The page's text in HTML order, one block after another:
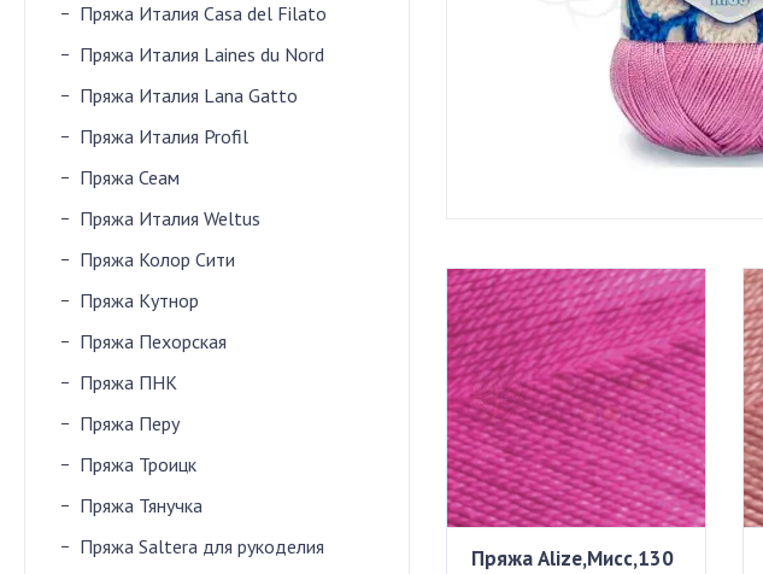
Пряжа Италия Casa del Filato
Пряжа Италия Laines du Nord
Пряжа Италия Lana Gatto
Пряжа Италия Profil
Пряжа Сеам
Пряжа Италия Weltus
Пряжа Колор Сити
Пряжа Кутнор
Пряжа Пехорская
Пряжа ПНК
Пряжа Перу
Пряжа Троицк
Пряжа Тянучка
Пряжа Saltera для рукоделия
Пряжа Alize,Мисс,130